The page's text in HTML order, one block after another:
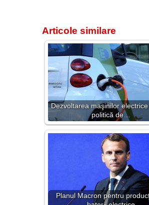
Articole similare
Dezvoltarea maşinilor
politică de…
Planul Macron pentru